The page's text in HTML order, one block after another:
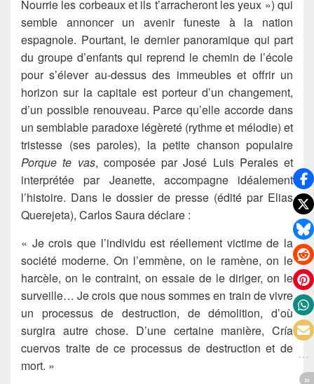
Nourrie les corbeaux et ils t’arracheront les yeux ») qui
semble annoncer un avenir funeste à la nation
espagnole. Pourtant, le dernier panoramique qui part
du groupe d’enfants qui reprend le chemin de l’école
pour s’élever au-dessus des immeubles et offrir un
horizon sur la capitale est porteur d’un changement,
d’un possible renouveau. Parce qu’elle accorde dans
un semblable paradoxe légèreté (rythme et mélodie) et
tristesse (ses paroles), la petite chanson populaire
Porque te vas, composée par José Luis Perales et
interprétée par Jeanette, accompagne idéalement
l’histoire. Dans le dossier de presse (édité par Elias
Querejeta), Carlos Saura déclare :
« Je crois que l’individu est réellement victime de la
société moderne. On l’emmène, on le ramène, on le
harcèle, on le contraint, on essaie de le diriger, on le
surveille… Je crois que nous sommes en train de vivre
un processus de destruction, de démolition, d’où
surgira autre chose. D’une certaine manière, Cría
cuervos traite de ce processus de destruction et de
mort. »